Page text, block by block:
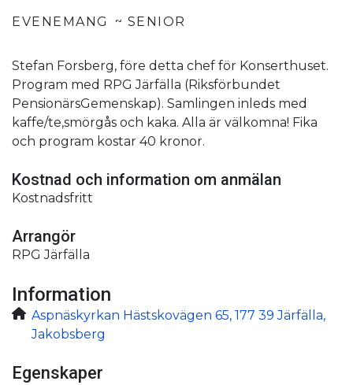
EVENEMANG SENIOR
Stefan Forsberg, före detta chef för Konserthuset.
Program med RPG Järfälla (Riksförbundet
PensionärsGemenskap). Samlingen inleds med
kaffe/te,smörgås och kaka. Alla är välkomna! Fika
och program kostar 40 kronor.
Kostnad och information om anmälan
Kostnadsfritt
Arrangör
RPG Järfälla
Information
Aspnäskyrkan Hästskovägen 65, 177 39 Järfälla,
Jakobsberg
Egenskaper